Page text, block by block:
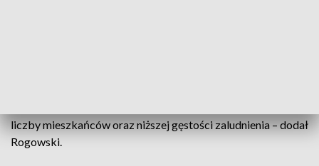
liczby mieszkańców oraz niższej gęstości zaludnienia – dodał
Rogowski.